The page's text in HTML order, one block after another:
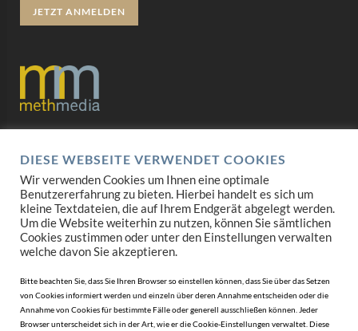
JETZT ANMELDEN
Impressum
AGB
Mediadaten
DIESE WEBSEITE VERWENDET COOKIES
Wir verwenden Cookies um Ihnen eine optimale
Benutzererfahrung zu bieten. Hierbei handelt es sich um
kleine Textdateien, die auf Ihrem Endgerät abgelegt werden.
Um die Website weiterhin zu nutzen, können Sie sämtlichen
Cookies zustimmen oder unter den Einstellungen verwalten
welche davon Sie akzeptieren.
Bitte beachten Sie, dass Sie Ihren Browser so einstellen können, dass Sie über das Setzen
von Cookies informiert werden und einzeln über deren Annahme entscheiden oder die
Annahme von Cookies für bestimmte Fälle oder generell ausschließen können. Jeder
Browser unterscheidet sich in der Art, wie er die Cookie-Einstellungen verwaltet. Diese